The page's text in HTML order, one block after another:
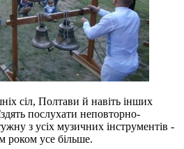
сіл, Полтави й навіть інших
послухати неповторно-
з усіх музичних інструментів -
роком усе більше.